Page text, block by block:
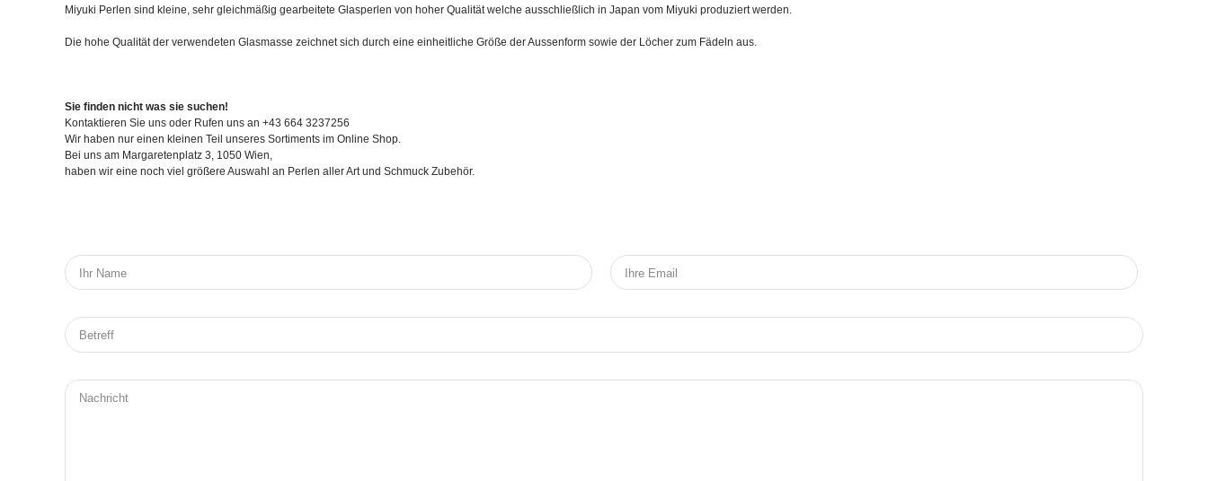
Miyuki Perlen sind kleine, sehr gleichmäßig gearbeitete Glasperlen von hoher Qualität welche ausschließlich in Japan vom Miyuki produziert werden.
Die hohe Qualität der verwendeten Glasmasse zeichnet sich durch eine einheitliche Größe der Aussenform sowie der Löcher zum Fädeln aus.
Sie finden nicht was sie suchen!
Kontaktieren Sie uns oder Rufen uns an +43 664 3237256
Wir haben nur einen kleinen Teil unseres Sortiments im Online Shop.
Bei uns am Margaretenplatz 3, 1050 Wien,
haben wir eine noch viel größere Auswahl an Perlen aller Art und Schmuck Zubehör.